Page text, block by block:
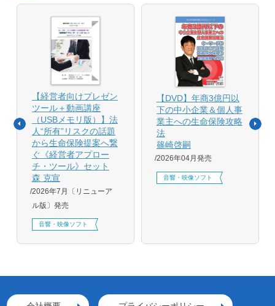
【経営者向けプレゼン
ツール＋動画講座
（USBメモリ版）】法
人“所有”リスクの話題
から生命保険提案へ繋
ぐ《経営者アプロー
チ・ツール》セット
森 克宣
2026年7月〔リニューア
ル版〕発売
音響・映像ソフト
【DVD】年商3億円以
下の中小企業＆個人事
業主への生命保険攻略
法
篠崎啓嗣
2026年04月発売
音響・映像ソフト